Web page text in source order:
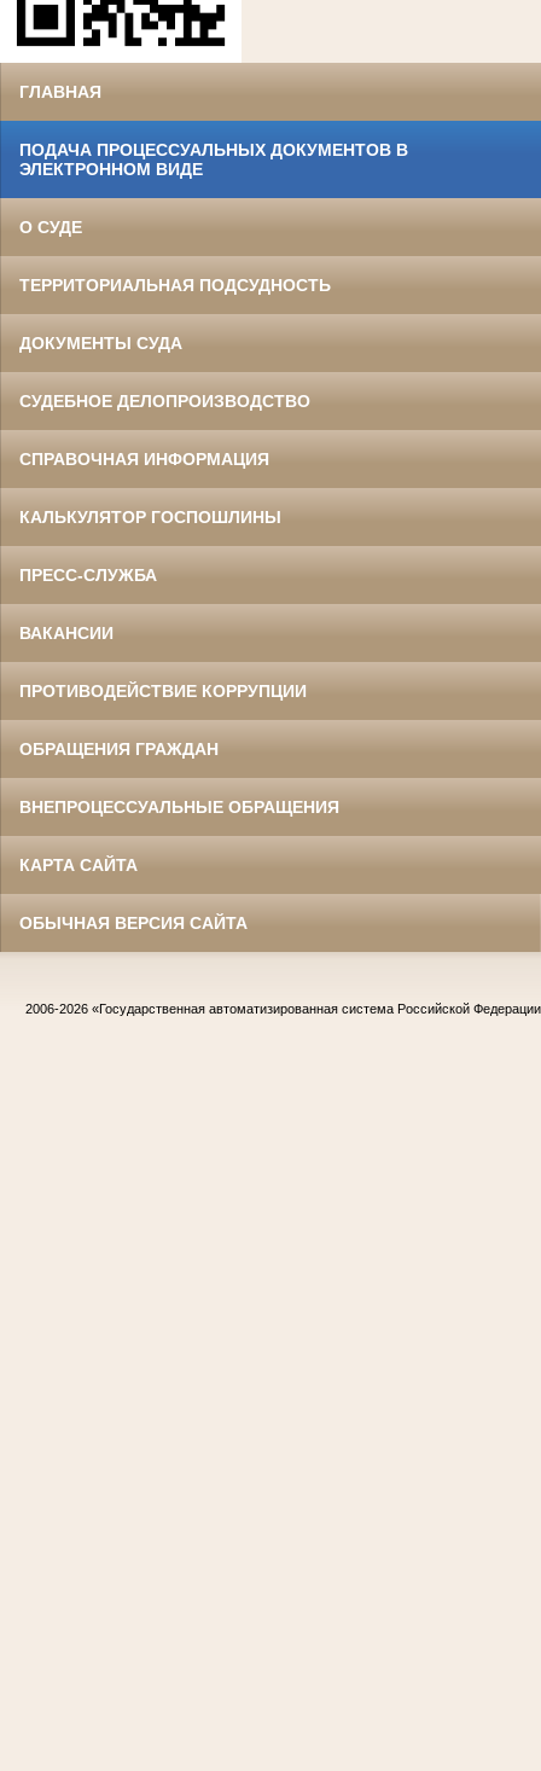
ГЛАВНАЯ
ПОДАЧА ПРОЦЕССУАЛЬНЫХ ДОКУМЕНТОВ В
ЭЛЕКТРОННОМ ВИДЕ
О СУДЕ
ТЕРРИТОРИАЛЬНАЯ ПОДСУДНОСТЬ
ДОКУМЕНТЫ СУДА
СУДЕБНОЕ ДЕЛОПРОИЗВОДСТВО
СПРАВОЧНАЯ ИНФОРМАЦИЯ
КАЛЬКУЛЯТОР ГОСПОШЛИНЫ
ПРЕСС-СЛУЖБА
ВАКАНСИИ
ПРОТИВОДЕЙСТВИЕ КОРРУПЦИИ
ОБРАЩЕНИЯ ГРАЖДАН
ВНЕПРОЦЕССУАЛЬНЫЕ ОБРАЩЕНИЯ
КАРТА САЙТА
ОБЫЧНАЯ ВЕРСИЯ САЙТА
2006-2026 «Государственная автоматизированная система Российской